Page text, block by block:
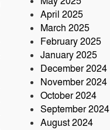
April 2025
March 2025
February 2025
January 2025
December 2024
November 2024
October 2024
September 2024
August 2024